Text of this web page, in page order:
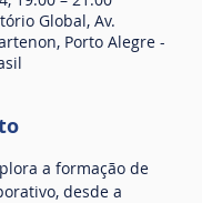
Global, Av.
Porto Alegre -
a formação de
desde a